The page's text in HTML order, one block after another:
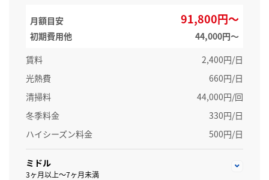
月額目安 91,800円～
初期費用他
44,000円〜
賃料
2,400円/日
光熱費
660円/日
清掃料
44,000円/回
冬季料金
330円/日
ハイシーズン料金
500円/日
ミドル
3ヶ月以上～7ヶ月未満